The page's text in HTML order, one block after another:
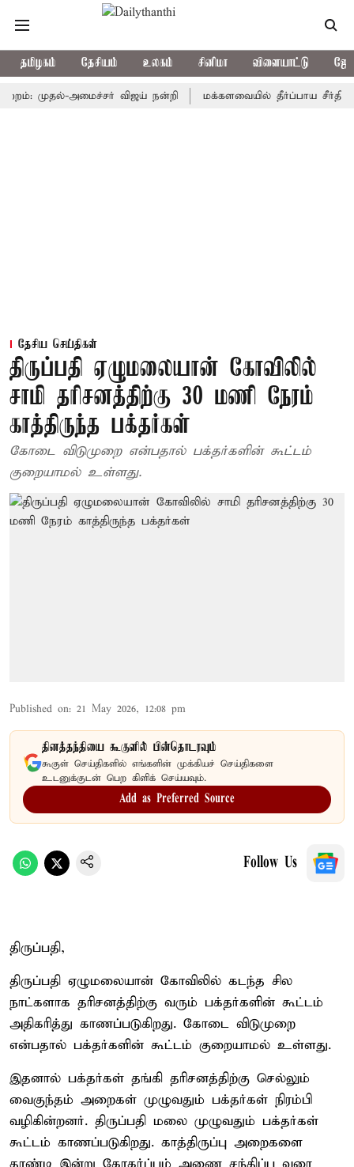
தமிழகம் தேசியம் உலகம் சினிமா விளையாட்டு
அமைச்சர் விஜய் நன்றி மக்களவையில் தீர்ப்பாய சீர்திருத்த
தேசிய செய்திகள்
திருப்பதி ஏழுமலையான் கோவிலில்
சாமி தரிசனத்திற்கு 30 மணி நேரம்
காத்திருந்த பக்தர்கள்
கோடை விடுமுறை என்பதால் பக்தர்களின் கூட்டம்
குறையாமல் உள்ளது.
Published on: 21 May 2026, 12:08 pm
தினத்தந்தியை கூகுளில் பின்தொடரவும்
கூகுள் செய்திகளில் எங்களின் முக்கியச் செய்திகளை
உடனுக்குடன் பெற கிளிக் செய்யவும்.
Add as Preferred Source
Follow Us
திருப்பதி,
திருப்பதி ஏழுமலையான் கோவிலில் கடந்த சில
நாட்களாக தரிசனத்திற்கு வரும் பக்தர்களின் கூட்டம்
அதிகரித்து காணப்படுகிறது. கோடை விடுமுறை
என்பதால் பக்தர்களின் கூட்டம் குறையாமல் உள்ளது.
இதனால் பக்தர்கள் தங்கி தரிசனத்திற்கு செல்லும்
வைகுந்தம் அறைகள் முழுவதும் பக்தர்கள் நிரம்பி
வழிகின்றனர். திருப்பதி மலை முழுவதும் பக்தர்கள்
கூட்டம் காணப்படுகிறது. காத்திருப்பு அறைகளை